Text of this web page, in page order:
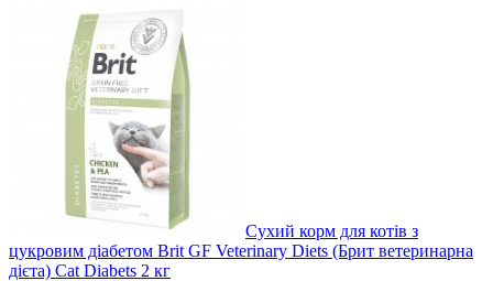
Сухий корм для котів з
цукровим діабетом Brit GF Veterinary Diets (Брит ветеринарна
дієта) Cat Diabets 2 кг